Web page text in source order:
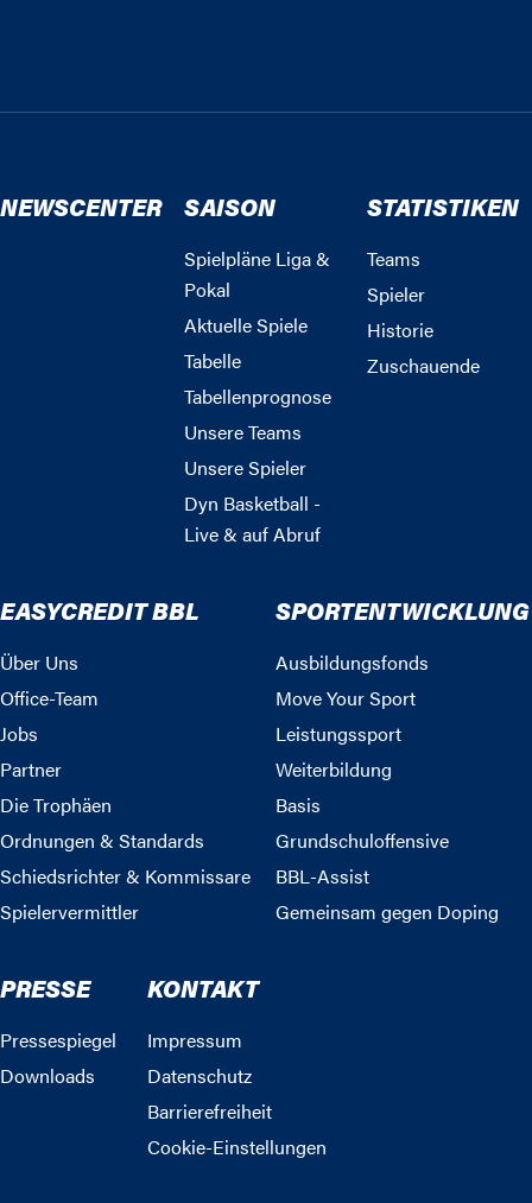
NEWSCENTER SAISON
Spielpläne Liga &
Pokal
Aktuelle Spiele
Tabelle
Tabellenprognose
Unsere Teams
Unsere Spieler
Dyn Basketball -
Live & auf Abruf
STATISTIKEN
Teams
Spieler
Historie
Zuschauende
EASYCREDIT BBL
Über Uns
Office-Team
Jobs
Partner
Die Trophäen
Ordnungen & Standards
Schiedsrichter & Kommissare
Spielervermittler
SPORTENTWICKLUNG
Ausbildungsfonds
Move Your Sport
Leistungssport
Weiterbildung
Basis
Grundschuloffensive
BBL-Assist
Gemeinsam gegen Doping
PRESSE
Pressespiegel
Downloads
KONTAKT
Impressum
Datenschutz
Barrierefreiheit
Cookie-Einstellungen